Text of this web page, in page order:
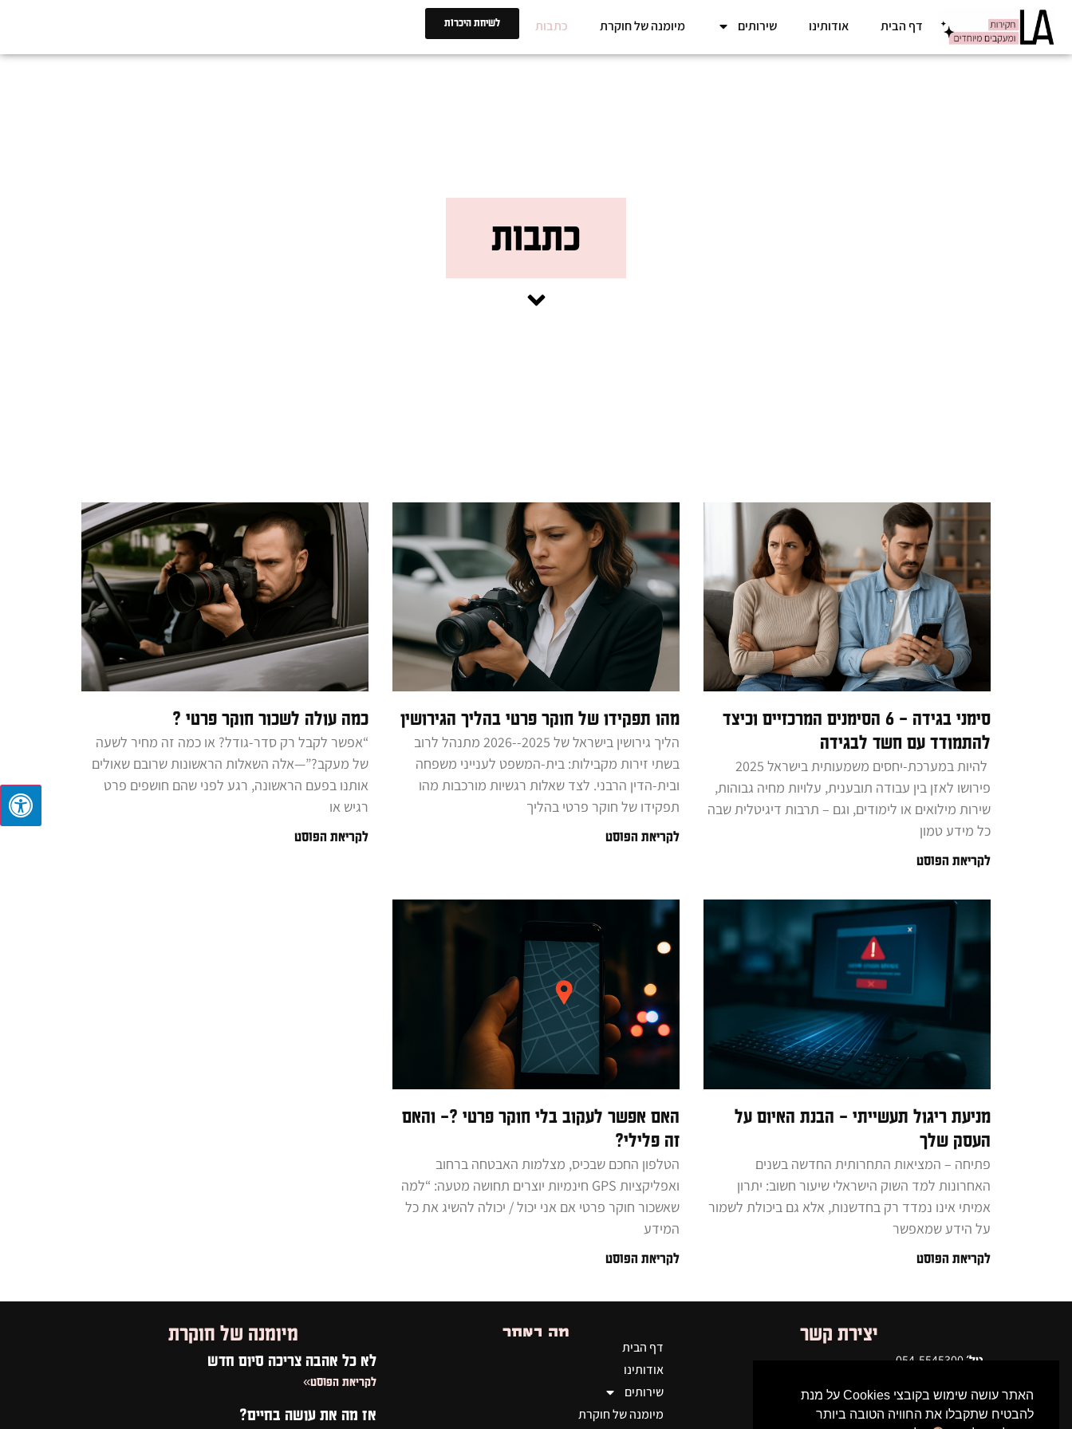
דף הבית אודותינו שירותים מיומנה של חוקרת כתבות לשיחת היכרות
כתבות
סימני בגידה – 6 הסימנים המרכזיים וכיצד
להתמודד עם חשד לבגידה
להיות במערכת-יחסים משמעותית בישראל 2025
פירושו לאזן בין עבודה תובענית, עלויות מחיה גבוהות,
שירות מילואים או לימודים, וגם – תרבות דיגיטלית שבה
כל מידע טמון
לקריאת הפוסט
מהו תפקידו של חוקר פרטי בהליך הגירושין
הליך גירושין בישראל של 2025‐-2026 מתנהל לרוב
בשתי זירות מקבילות: בית-המשפט לענייני משפחה
ובית-הדין הרבני. לצד שאלות רגשיות מורכבות מהו
תפקידו של חוקר פרטי בהליך
לקריאת הפוסט
כמה עולה לשכור חוקר פרטי ?
“אפשר לקבל רק סדר-גודל? או כמה זה מחיר לשעה
של מעקב?”—אלה השאלות הראשונות שרובם שאולים
אותנו בפעם הראשונה, רגע לפני שהם חושפים פרט
רגיש או
לקריאת הפוסט
מניעת ריגול תעשייתי – הבנת האיום על
העסק שלך
פתיחה – המציאות התחרותית החדשה בשנים
האחרונות למד השוק הישראלי שיעור חשוב: יתרון
אמיתי אינו נמדד רק בחדשנות, אלא גם ביכולת לשמור
על הידע שמאפשר
לקריאת הפוסט
האם אפשר לעקוב בלי חוקר פרטי ?– והאם
זה פלילי?
הטלפון החכם שבכיס, מצלמות האבטחה ברחוב
ואפליקציות GPS חינמיות יוצרים תחושה מטעה: “למה
שאשכור חוקר פרטי אם אני יכול / יכולה להשיג את כל
המידע
לקריאת הפוסט
יצירת קשר
טל׳054-5545300
מה באתר
דף הבית
אודותינו
שירותים
מיומנה של חוקרת
מיומנה של חוקרת
לא כל אהבה צריכה סיום חדש
לקריאת הפוסט»
אז מה את עושה בחיים?
האתר עושה שימוש בקובצי Cookies על מנת
להבטיח שתקבלו את החוויה הטובה ביותר